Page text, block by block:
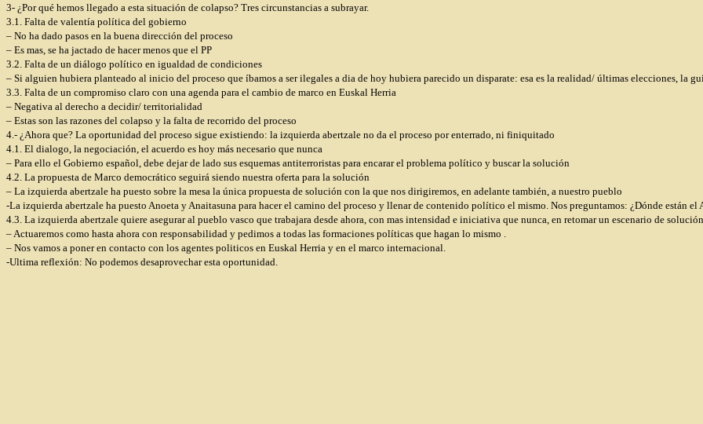
3- ¿Por qué hemos llegado a esta situación de colapso? Tres circunstancias a subrayar.
3.1. Falta de valentía política del gobierno
– No ha dado pasos en la buena dirección del proceso
– Es mas, se ha jactado de hacer menos que el PP
3.2. Falta de un diálogo político en igualdad de condiciones
– Si alguien hubiera planteado al inicio del proceso que íbamos a ser ilegales a dia de hoy hubiera parecido un disparate: esa es la realidad/ últimas elecciones, la
3.3. Falta de un compromiso claro con una agenda para el cambio de marco en Euskal Herria
– Negativa al derecho a decidir/ territorialidad
– Estas son las razones del colapso y la falta de recorrido del proceso
4.- ¿Ahora que? La oportunidad del proceso sigue existiendo: la izquierda abertzale no da el proceso por enterrado, ni finiquitado
4.1. El dialogo, la negociación, el acuerdo es hoy más necesario que nunca
– Para ello el Gobierno español, debe dejar de lado sus esquemas antiterroristas para encarar el problema político y buscar la solución
4.2. La propuesta de Marco democrático seguirá siendo nuestra oferta para la solución
– La izquierda abertzale ha puesto sobre la mesa la única propuesta de solución con la que nos dirigiremos, en adelante también, a nuestro pueblo
-La izquierda abertzale ha puesto Anoeta y Anaitasuna para hacer el camino del proceso y llenar de contenido político el mismo. Nos preguntamos: ¿Dónde están el
4.3. La izquierda abertzale quiere asegurar al pueblo vasco que trabajara desde ahora, con mas intensidad e iniciativa que nunca, en retomar un escenario de
– Actuaremos como hasta ahora con responsabilidad y pedimos a todas las formaciones políticas que hagan lo mismo .
– Nos vamos a poner en contacto con los agentes politicos en Euskal Herria y en el marco internacional.
-Ultima reflexión: No podemos desaprovechar esta oportunidad.